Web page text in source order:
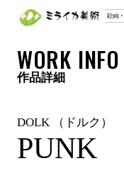
WORK INFO
作品詳細
DOLK （ドルク）
PUNK